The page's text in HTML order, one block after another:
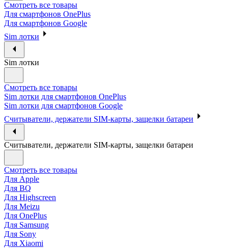
Смотреть все товары
Для смартфонов OnePlus
Для смартфонов Google
Sim лотки
Sim лотки
Смотреть все товары
Sim лотки для смартфонов OnePlus
Sim лотки для смартфонов Google
Считыватели, держатели SIM-карты, защелки батареи
Считыватели, держатели SIM-карты, защелки батареи
Смотреть все товары
Для Apple
Для BQ
Для Highscreen
Для Meizu
Для OnePlus
Для Samsung
Для Sony
Для Xiaomi